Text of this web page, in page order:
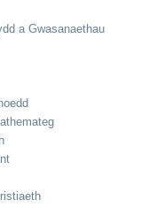
a Gwasanaethau